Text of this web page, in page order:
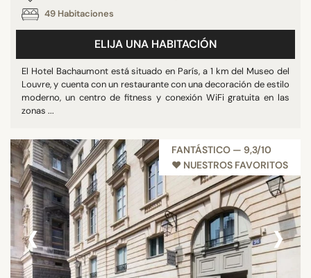
49 Habitaciones
ELIJA UNA HABITACIÓN
El Hotel Bachaumont está situado en París, a 1 km del Museo del
Louvre, y cuenta con un restaurante con una decoración de estilo
moderno, un centro de fitness y conexión WiFi gratuita en las
zonas ...
FANTÁSTICO — 9,3/10
♥︎ NUESTROS FAVORITOS
‹ ›